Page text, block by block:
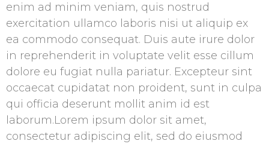
enim ad minim veniam, quis nostrud
exercitation ullamco laboris nisi ut aliquip ex
ea commodo consequat. Duis aute irure dolor
in reprehenderit in voluptate velit esse cillum
dolore eu fugiat nulla pariatur. Excepteur sint
occaecat cupidatat non proident, sunt in culpa
qui officia deserunt mollit anim id est
laborum.Lorem ipsum dolor sit amet,
consectetur adipiscing elit, sed do eiusmod